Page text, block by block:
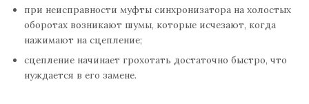
при неисправности муфты синхронизатора на холостых
оборотах возникают шумы, которые исчезают, когда
нажимают на сцепление;
сцепление начинает грохотать достаточно быстро, что
нуждается в его замене.